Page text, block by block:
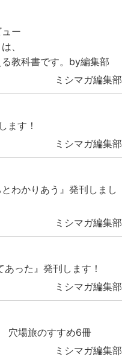
ー
、
教科書です。by編集部
ミシマガ編集部
ます！
ミシマガ編集部
わかりあう』発刊しまし
ミシマガ編集部
った』発刊します！
ミシマガ編集部
穴場旅のすすめ6冊
ミシマガ編集部